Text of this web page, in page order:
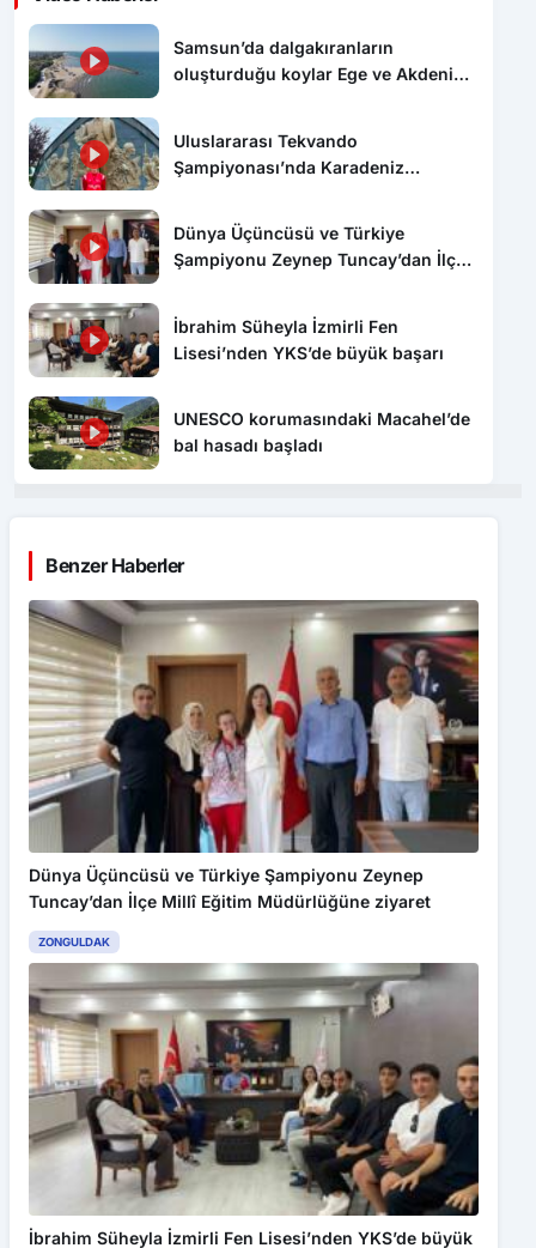
Samsun’da dalgakıranların
oluşturduğu koylar Ege ve Akdeniz’i
Uluslararası Tekvando
Şampiyonası’nda Karadeniz
Dünya Üçüncüsü ve Türkiye
Şampiyonu Zeynep Tuncay’dan İlçe
İbrahim Süheyla İzmirli Fen
Lisesi’nden YKS’de büyük başarı
UNESCO korumasındaki Macahel’de
bal hasadı başladı
Benzer Haberler
Dünya Üçüncüsü ve Türkiye Şampiyonu Zeynep
Tuncay’dan İlçe Millî Eğitim Müdürlüğüne ziyaret
ZONGULDAK
İbrahim Süheyla İzmirli Fen Lisesi’nden YKS’de büyük